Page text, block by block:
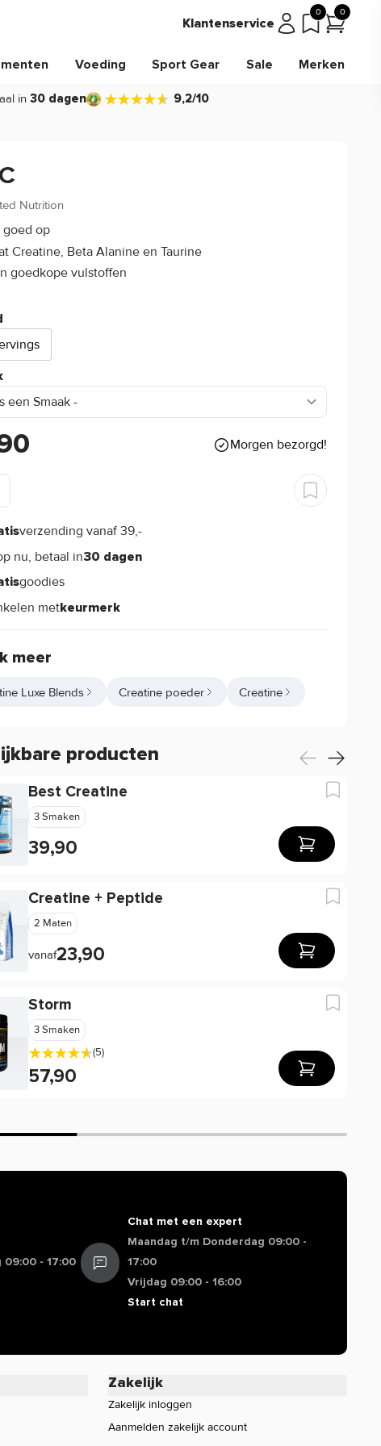
Klantenservice
0 0
Voeding Sport Gear Sale Merken
in 30 dagen 9,2/10
Nutrition
goed op
Creatine, Beta Alanine en Taurine
goedkope vulstoffen
Morgen bezorgd!
verzending vanaf 39,-
nu, betaal in30 dagen
goodies
metkeurmerk
meer
Luxe Blends Creatine poeder Creatine
producten
Best Creatine
3 Smaken
39,90
Creatine + Peptide
2 Maten
vanaf23,90
Storm
3 Smaken
(5)
57,90
09:00 - 17:00
Chat met een expert
Maandag t/m Donderdag 09:00 -
17:00
Vrijdag 09:00 - 16:00
Start chat
Zakelijk
Zakelijk inloggen
Aanmelden zakelijk account